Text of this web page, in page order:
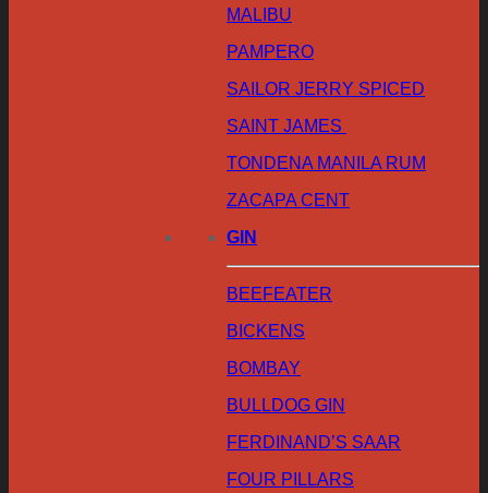
MALIBU
PAMPERO
SAILOR JERRY SPICED
SAINT JAMES
TONDENA MANILA RUM
ZACAPA CENT
GIN
BEEFEATER
BICKENS
BOMBAY
BULLDOG GIN
FERDINAND’S SAAR
FOUR PILLARS